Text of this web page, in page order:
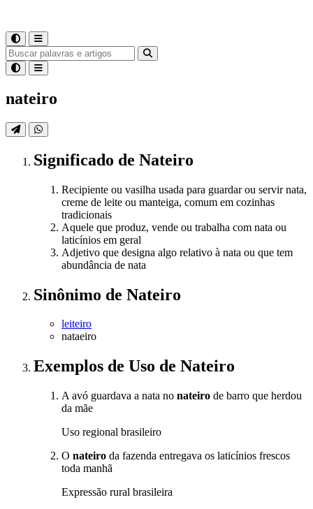
nateiro
Significado de Nateiro
Recipiente ou vasilha usada para guardar ou servir nata,
creme de leite ou manteiga, comum em cozinhas
tradicionais
Aquele que produz, vende ou trabalha com nata ou
laticínios em geral
Adjetivo que designa algo relativo à nata ou que tem
abundância de nata
Sinônimo de Nateiro
leiteiro
nataeiro
Exemplos de Uso de Nateiro
A avó guardava a nata no nateiro de barro que herdou
da mãe
Uso regional brasileiro
O nateiro da fazenda entregava os laticínios frescos
toda manhã
Expressão rural brasileira